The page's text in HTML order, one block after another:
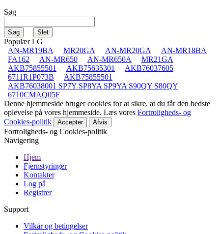
Søg
Populær LG
AN-MR19BA
MR20GA AN-MR20GA
AN-MR18BA
FA162
AN-MR650 AN-MR650A
MR21GA
AKB75855501
AKB75635301
AKB76037605
6711R1P073B
AKB75855501
AKB76038001 SP7Y SP8YA SP9YA S90QY S80QY
6710CMAQ05F
Denne hjemmeside bruger cookies for at sikre, at du får den bedste
oplevelse på vores hjemmeside. Læs vores Fortroligheds- og
Cookies-politik
Accepter Afvis
Fortroligheds- og Cookies-politik
Navigering
Hjem
Fjernstyringer
Kontakter
Log på
Registrer
Support
Vilkår og betingelser